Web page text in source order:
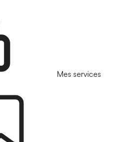
Mes services